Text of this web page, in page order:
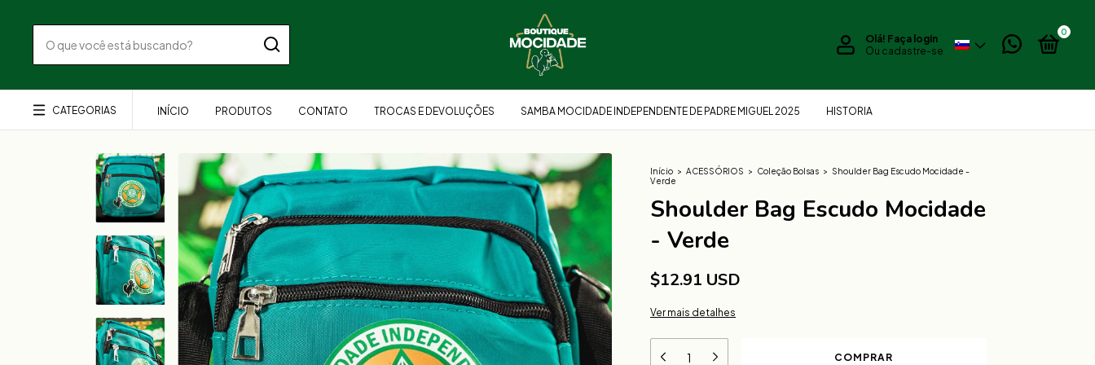
Olá! Faça login
Ou cadastre-se
0
CATEGORIAS INÍCIO PRODUTOS CONTATO TROCAS E DEVOLUÇÕES SAMBA MOCIDADE INDEPENDENTE DE PADRE MIGUEL 2025 HISTORIA
Início > ACESSÓRIOS > Coleção Bolsas > Shoulder Bag Escudo Mocidade -
Verde
Shoulder Bag Escudo Mocidade
- Verde
$12.91 USD
Ver mais detalhes